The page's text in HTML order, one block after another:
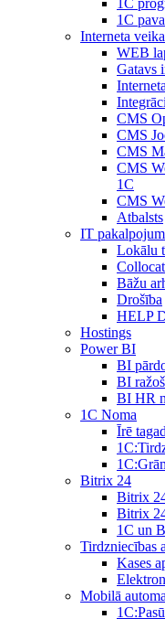
1С
Interneta
WEB
Gatavs
CMS
CMS
CMS
CMS
1C
CMS
Atbalsts
IT
Lokālu
Bāžu
Drošība
HELP
Hostings
Power BI
BI
BI
BI HR
1C Noma
Īrē
Bitrix 24
Bitrix
Bitrix
1C un
Tirdzniecības
Kases
Mobilā